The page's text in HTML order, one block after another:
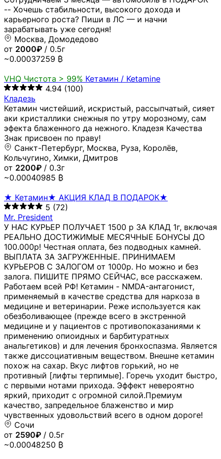
-- Хочешь стабильности, высокого дохода и
карьерного роста? Пиши в ЛС — и начни
зарабатывать уже сегодня!
Москва, Домодедово
от 2000₽ / 0.5г
~0.00037259 ₿
VHQ Чистота > 99% Кетамин / Ketamine
4.94 (100)
Кладезь
Кетамин чистейший, искристый, рассыпчатый, сияет
аки кристаллики снежныя по утру морозному, сам
эфекта блаженного да нежного. Кладезя Качества
Знак присвоен по праву!
Санкт-Петербург, Москва, Руза, Королёв,
Кольчугино, Химки, Дмитров
от 2200₽ / 0.3г
~0.00040985 ₿
★ Кетамин★ АКЦИЯ КЛАД В ПОДАРОК★
5 (72)
Mr. President
У НАС КУРЬЕР ПОЛУЧАЕТ 1500 р ЗА КЛАД 1г, включая
РЕАЛЬНО ДОСТИЖИМЫЕ МЕСЯЧНЫЕ БОНУСЫ ДО
100.000р! Честная оплата, без подводных камней.
ВЫПЛАТА ЗА ЗАГРУЖЕННЫЕ. ПРИНИМАЕМ
КУРЬЕРОВ С ЗАЛОГОМ от 1000р. Но можно и без
залога. ПИШИТЕ ПРЯМО СЕЙЧАС, все расскажем.
Работаем всей РФ! Кетамин - NMDA-антагонист,
применяемый в качестве средства для наркоза в
медицине и ветеринарии. Реже используется как
обезболивающее (прежде всего в экстренной
медицине и у пациентов с противопоказаниями к
применению опиоидных и барбитуратных
анальгетиков) и для лечения бронхоспазма. Является
также диссоциативным веществом. Внешне кетамин
похож на сахар. Вкус лифтов горький, но не
противный [лифты терпимые]. Горечь уходит быстро,
с первыми нотами прихода. Эффект невероятно
яркий, приходит с огромной силой.Премиум
качество, запредельное блаженство и мир
чувственных удовольствий всего в одном дороге!
Сочи
от 2590₽ / 0.5г
~0.00048250 ₿